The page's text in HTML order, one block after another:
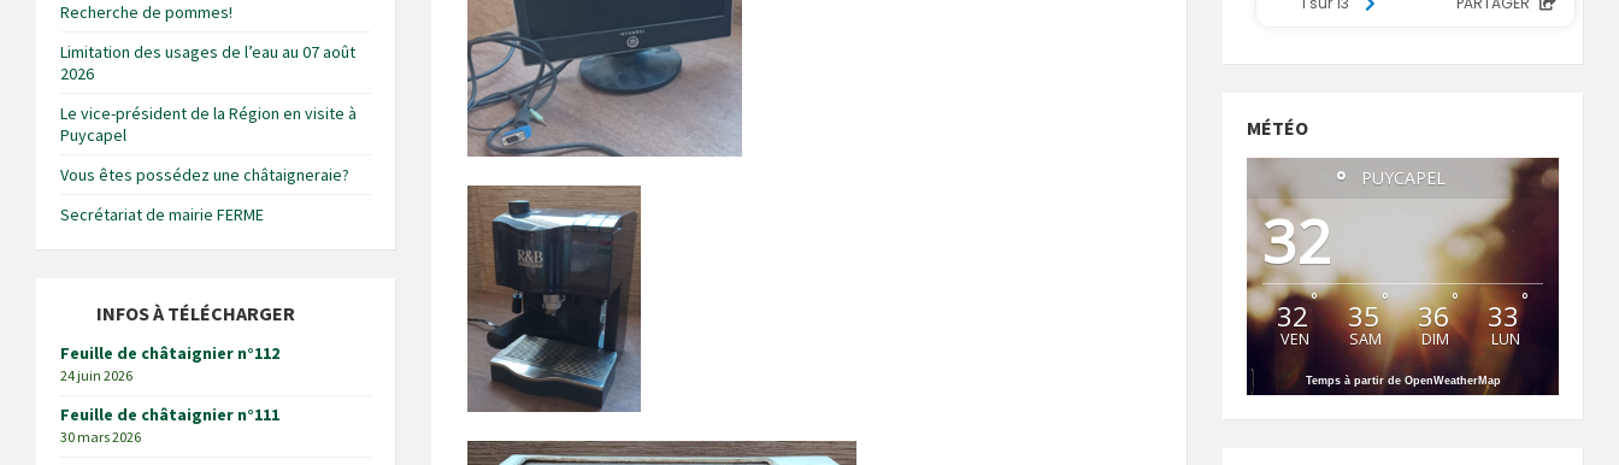
Recherche de pommes!
Limitation des usages de l’eau au 07 août
2026
Le vice-président de la Région en visite à
Puycapel
Vous êtes possédez une châtaigneraie?
Secrétariat de mairie FERME
INFOS À TÉLÉCHARGER
Feuille de châtaignier n°112
24 juin 2026
Feuille de châtaignier n°111
30 mars 2026
MÉTÉO
PUYCAPEL
32
°
32°
VEN
35°
SAM
36°
DIM
33°
LUN
Temps à partir de OpenWeatherMap